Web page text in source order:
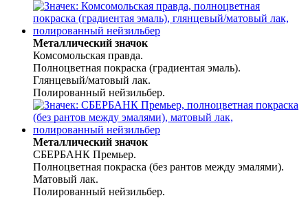
Металлический значок
Комсомольская правда.
Полноцветная покраска (градиентая эмаль).
Глянцевый/матовый лак.
Полированный нейзильбер.
Металлический значок
СБЕРБАНК Премьер.
Полноцветная покраска (без рантов между эмалями).
Матовый лак.
Полированный нейзильбер.